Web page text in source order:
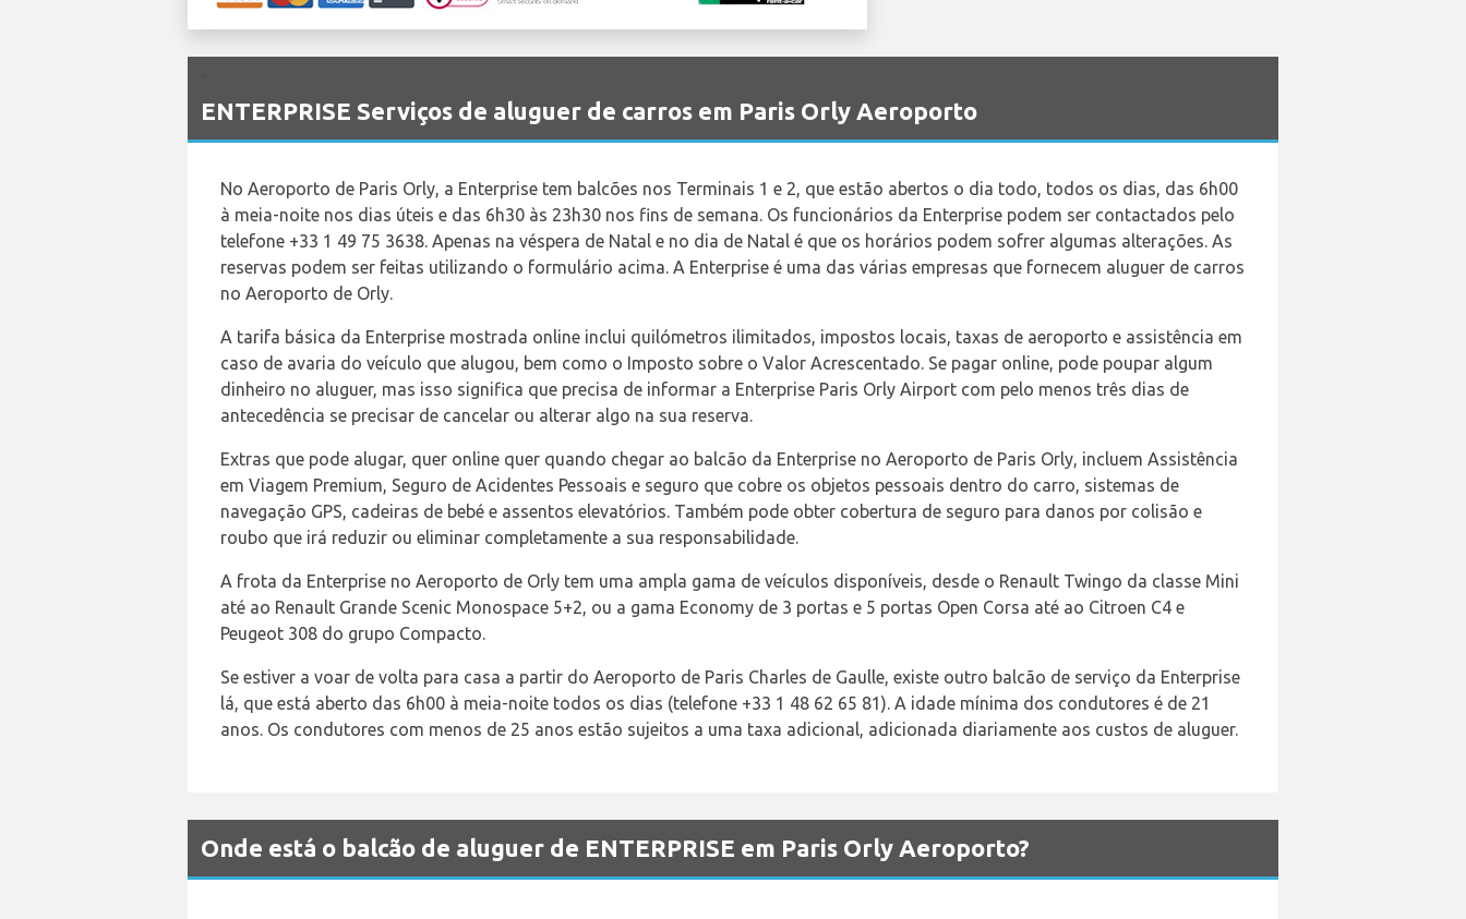
ENTERPRISE Serviços de aluguer de carros em Paris Orly Aeroporto
No Aeroporto de Paris Orly, a Enterprise tem balcões nos Terminais 1 e 2, que estão abertos o dia todo, todos os dias, das 6h00
à meia-noite nos dias úteis e das 6h30 às 23h30 nos fins de semana. Os funcionários da Enterprise podem ser contactados pelo
telefone +33 1 49 75 3638. Apenas na véspera de Natal e no dia de Natal é que os horários podem sofrer algumas alterações. As
reservas podem ser feitas utilizando o formulário acima. A Enterprise é uma das várias empresas que fornecem aluguer de carros
no Aeroporto de Orly.
A tarifa básica da Enterprise mostrada online inclui quilómetros ilimitados, impostos locais, taxas de aeroporto e assistência em
caso de avaria do veículo que alugou, bem como o Imposto sobre o Valor Acrescentado. Se pagar online, pode poupar algum
dinheiro no aluguer, mas isso significa que precisa de informar a Enterprise Paris Orly Airport com pelo menos três dias de
antecedência se precisar de cancelar ou alterar algo na sua reserva.
Extras que pode alugar, quer online quer quando chegar ao balcão da Enterprise no Aeroporto de Paris Orly, incluem Assistência
em Viagem Premium, Seguro de Acidentes Pessoais e seguro que cobre os objetos pessoais dentro do carro, sistemas de
navegação GPS, cadeiras de bebé e assentos elevatórios. Também pode obter cobertura de seguro para danos por colisão e
roubo que irá reduzir ou eliminar completamente a sua responsabilidade.
A frota da Enterprise no Aeroporto de Orly tem uma ampla gama de veículos disponíveis, desde o Renault Twingo da classe Mini
até ao Renault Grande Scenic Monospace 5+2, ou a gama Economy de 3 portas e 5 portas Open Corsa até ao Citroen C4 e
Peugeot 308 do grupo Compacto.
Se estiver a voar de volta para casa a partir do Aeroporto de Paris Charles de Gaulle, existe outro balcão de serviço da Enterprise
lá, que está aberto das 6h00 à meia-noite todos os dias (telefone +33 1 48 62 65 81). A idade mínima dos condutores é de 21
anos. Os condutores com menos de 25 anos estão sujeitos a uma taxa adicional, adicionada diariamente aos custos de aluguer.
Onde está o balcão de aluguer de ENTERPRISE em Paris Orly Aeroporto?